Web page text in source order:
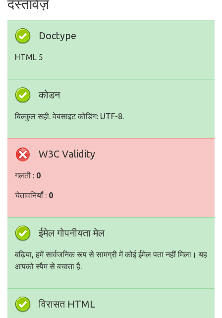
दस्तावेज़
Doctype
HTML 5
कोडन
बिल्कुल सही. वेबसाइट कोडिंग: UTF-8.
W3C Validity
गलती : 0
चेतावनियाँ : 0
ईमेल गोपनीयता मेल
बढ़िया, हमें सार्वजनिक रूप से सामग्री में कोई ईमेल पता नहीं मिला। यह
आपको स्पैम से बचाता है.
विरासत HTML